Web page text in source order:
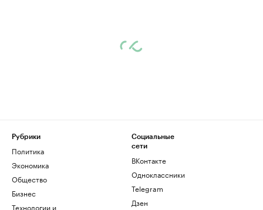
Рубрики
Политика
Экономика
Общество
Бизнес
Технологии и
Социальные
сети
ВКонтакте
Одноклассники
Telegram
Дзен